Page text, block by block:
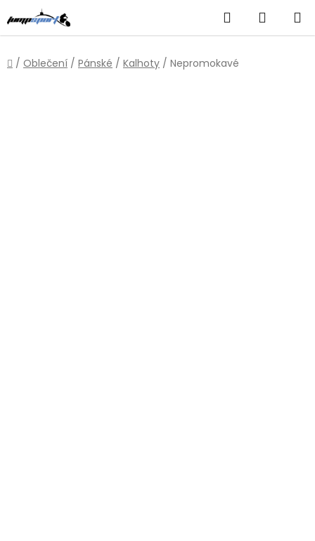
na
obsah
Hledat
KOŠÍK
Domů
/ Oblečení / Pánské / Kalhoty / Nepromokavé